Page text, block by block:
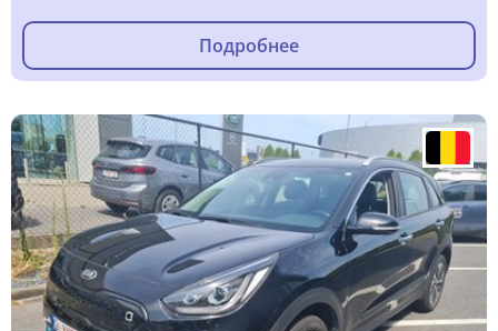
Подробнее